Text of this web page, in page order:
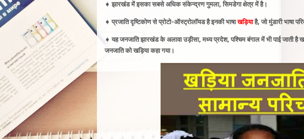
➧ झारखंड में इसका सबसे अधिक संकेन्द्रण गुमला, सिमडेगा क्षेत्र में है।
➧ प्रजाति दृष्टिकोण से प्रोटो-ऑस्ट्रोलॉयड है इनकी भाषाखड़ियाहै, जो मुंडारी भाषा
➧ यहजनजाति झारखंड के अलावा उड़ीसा, मध्य प्रदेश, पश्चिम बंगाल में भी पाई जाती है
जनजाति को खड़िया कहा गया।